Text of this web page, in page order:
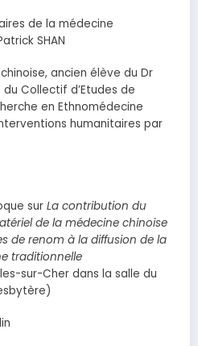
de la médecine
SHAN
ancien élève du Dr
Collectif d’Etudes de
en Ethnomédecine
humanitaires par
sur La contribution du
de la médecine chinoise
de renom à la diffusion de la
traditionnelle
sur-Cher dans la salle du